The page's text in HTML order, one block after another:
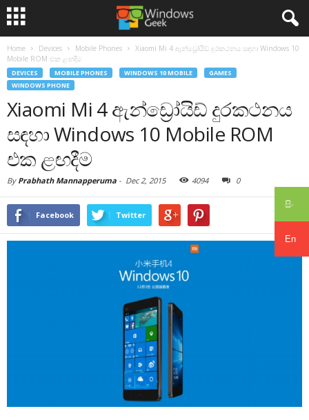
සිං
En
Home Devices Mobile Phones
Xiaomi Mi 4 ඇන්ඩ්‍රෝයිඩ් දුරකථනය සඳහා Windows 10
Mobile ROM එක ළඟදීම
DEVICES MOBILE PHONES WINDOWS 10 MOBILE
GAMES
WINDOWS PHONE
Xiaomi Mi 4 ඇන්ඩ්‍රෝයිඩ් දුරකථනය
සඳහා Windows 10 Mobile ROM
එක ළඟදීම
By Prabhath Mannapperuma - Dec 2, 2015 4094 0
Facebook Twitter